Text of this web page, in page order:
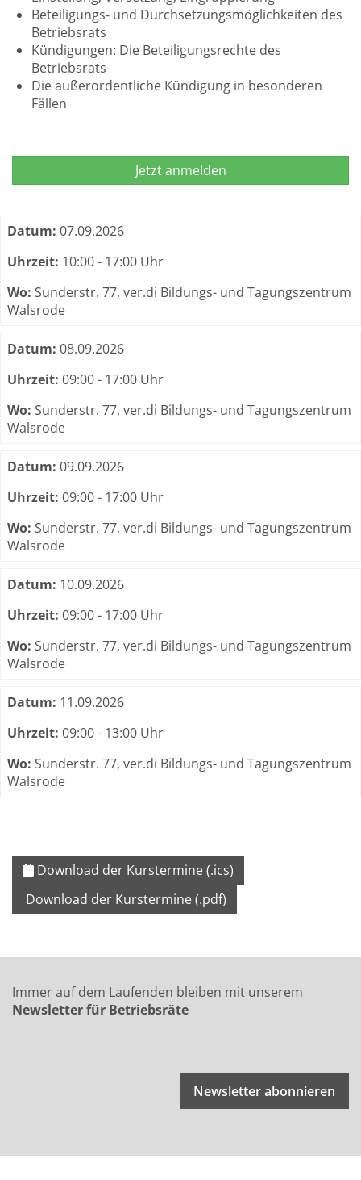
Beteiligungs- und Durchsetzungsmöglichkeiten des
Betriebsrats
Kündigungen: Die Beteiligungsrechte des
Betriebsrats
Die außerordentliche Kündigung in besonderen
Fällen
Jetzt anmelden
Termine zum dieser Kurs
Datum: 07.09.2026
Uhrzeit: 10:00 - 17:00 Uhr
Wo: Sunderstr. 77, ver.di Bildungs- und Tagungszentrum
Walsrode
Datum: 08.09.2026
Uhrzeit: 09:00 - 17:00 Uhr
Wo: Sunderstr. 77, ver.di Bildungs- und Tagungszentrum
Walsrode
Datum: 09.09.2026
Uhrzeit: 09:00 - 17:00 Uhr
Wo: Sunderstr. 77, ver.di Bildungs- und Tagungszentrum
Walsrode
Datum: 10.09.2026
Uhrzeit: 09:00 - 17:00 Uhr
Wo: Sunderstr. 77, ver.di Bildungs- und Tagungszentrum
Walsrode
Datum: 11.09.2026
Uhrzeit: 09:00 - 13:00 Uhr
Wo: Sunderstr. 77, ver.di Bildungs- und Tagungszentrum
Walsrode
Download der Kurstermine (.ics)
Download der Kurstermine (.pdf)
Immer auf dem Laufenden bleiben mit unserem
Newsletter für Betriebsräte
Newsletter abonnieren